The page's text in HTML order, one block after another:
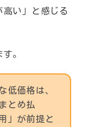
高い」と感じる
。
低価格は、
とめ払
」が前提と